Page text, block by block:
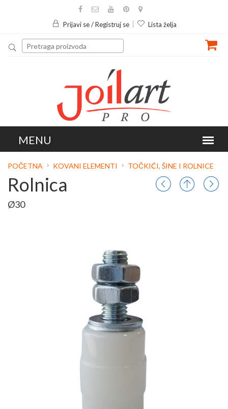
Prijavi se / Registruj se Lista želja
POČETNA KOVANI ELEMENTI TOČKIĆI, ŠINE I ROLNICE
Rolnica
Ø30